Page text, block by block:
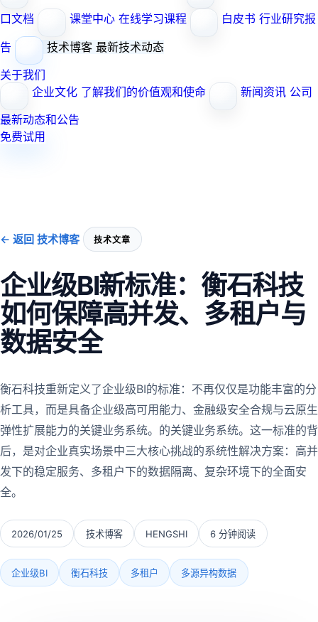
口文档
课堂中心 在线学习课程 白皮书 行业研究报
告
技术博客 最新技术动态
关于我们
企业文化 了解我们的价值观和使命 新闻资讯 公司
最新动态和公告
免费试用
← 返回 技术博客 技术文章
企业级BI新标准：衡石科技
如何保障高并发、多租户与
数据安全
衡石科技重新定义了企业级BI的标准：不再仅仅是功能丰富的分
析工具，而是具备企业级高可用能力、金融级安全合规与云原生
弹性扩展能力的关键业务系统。的关键业务系统。这一标准的背
后，是对企业真实场景中三大核心挑战的系统性解决方案：高并
发下的稳定服务、多租户下的数据隔离、复杂环境下的全面安
全。
2026/01/25 技术博客 HENGSHI 6 分钟阅读
企业级BI 衡石科技 多租户 多源异构数据